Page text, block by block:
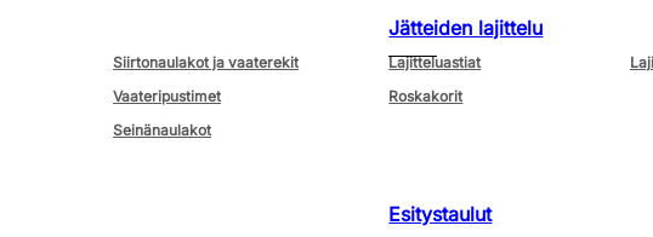
Siirtonaulakot ja vaaterekit
Vaateripustimet
Seinänaulakot
Jätteiden lajittelu
Lajitteluastiat
Roskakorit
Esitystaulut